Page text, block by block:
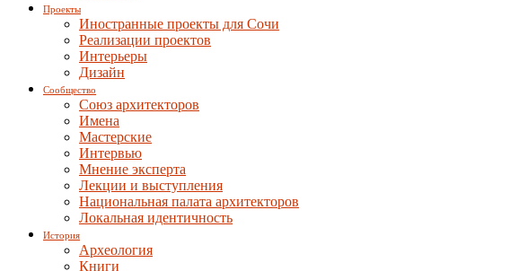
Проекты
Иностранные проекты для Сочи
Реализации проектов
Интерьеры
Дизайн
Сообщество
Союз архитекторов
Имена
Мастерские
Интервью
Мнение эксперта
Лекции и выступления
Национальная палата архитекторов
Локальная идентичность
История
Археология
Книги